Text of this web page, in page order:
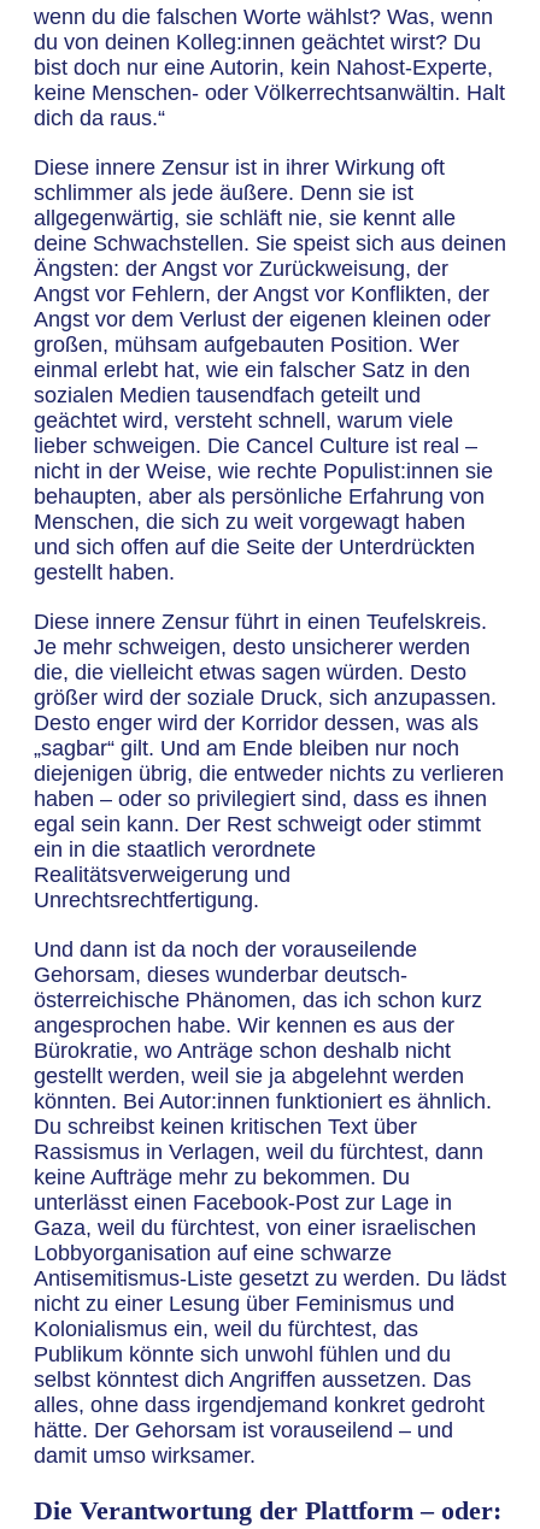
wenn du die falschen Worte wählst? Was, wenn
du von deinen Kolleg:innen geächtet wirst? Du
bist doch nur eine Autorin, kein Nahost-Experte,
keine Menschen- oder Völkerrechtsanwältin. Halt
dich da raus.“
Diese innere Zensur ist in ihrer Wirkung oft
schlimmer als jede äußere. Denn sie ist
allgegenwärtig, sie schläft nie, sie kennt alle
deine Schwachstellen. Sie speist sich aus deinen
Ängsten: der Angst vor Zurückweisung, der
Angst vor Fehlern, der Angst vor Konflikten, der
Angst vor dem Verlust der eigenen kleinen oder
großen, mühsam aufgebauten Position. Wer
einmal erlebt hat, wie ein falscher Satz in den
sozialen Medien tausendfach geteilt und
geächtet wird, versteht schnell, warum viele
lieber schweigen. Die Cancel Culture ist real –
nicht in der Weise, wie rechte Populist:innen sie
behaupten, aber als persönliche Erfahrung von
Menschen, die sich zu weit vorgewagt haben
und sich offen auf die Seite der Unterdrückten
gestellt haben.
Diese innere Zensur führt in einen Teufelskreis.
Je mehr schweigen, desto unsicherer werden
die, die vielleicht etwas sagen würden. Desto
größer wird der soziale Druck, sich anzupassen.
Desto enger wird der Korridor dessen, was als
„sagbar“ gilt. Und am Ende bleiben nur noch
diejenigen übrig, die entweder nichts zu verlieren
haben – oder so privilegiert sind, dass es ihnen
egal sein kann. Der Rest schweigt oder stimmt
ein in die staatlich verordnete
Realitätsverweigerung und
Unrechtsrechtfertigung.
Und dann ist da noch der vorauseilende
Gehorsam, dieses wunderbar deutsch-
österreichische Phänomen, das ich schon kurz
angesprochen habe. Wir kennen es aus der
Bürokratie, wo Anträge schon deshalb nicht
gestellt werden, weil sie ja abgelehnt werden
könnten. Bei Autor:innen funktioniert es ähnlich.
Du schreibst keinen kritischen Text über
Rassismus in Verlagen, weil du fürchtest, dann
keine Aufträge mehr zu bekommen. Du
unterlässt einen Facebook-Post zur Lage in
Gaza, weil du fürchtest, von einer israelischen
Lobbyorganisation auf eine schwarze
Antisemitismus-Liste gesetzt zu werden. Du lädst
nicht zu einer Lesung über Feminismus und
Kolonialismus ein, weil du fürchtest, das
Publikum könnte sich unwohl fühlen und du
selbst könntest dich Angriffen aussetzen. Das
alles, ohne dass irgendjemand konkret gedroht
hätte. Der Gehorsam ist vorauseilend – und
damit umso wirksamer.
Die Verantwortung der Plattform – oder: